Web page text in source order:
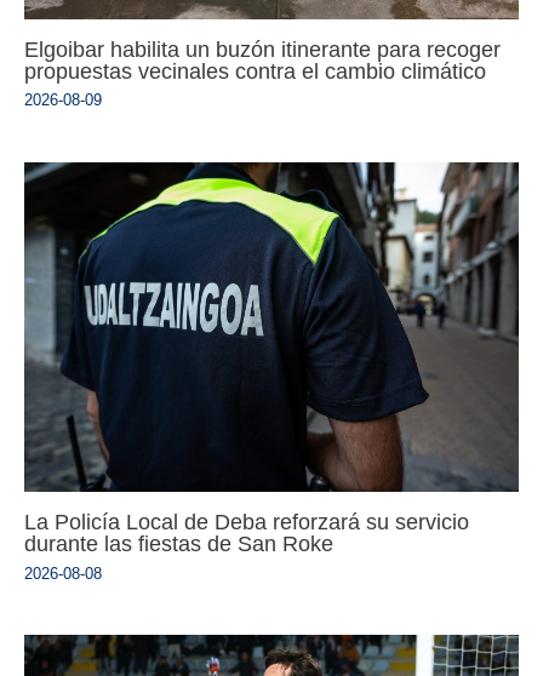
Elgoibar habilita un buzón itinerante para recoger
propuestas vecinales contra el cambio climático
2026-08-09
La Policía Local de Deba reforzará su servicio
durante las fiestas de San Roke
2026-08-08